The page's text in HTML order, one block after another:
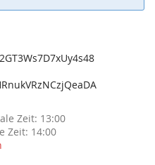
Zeit: 13:00
Zeit: 14:00